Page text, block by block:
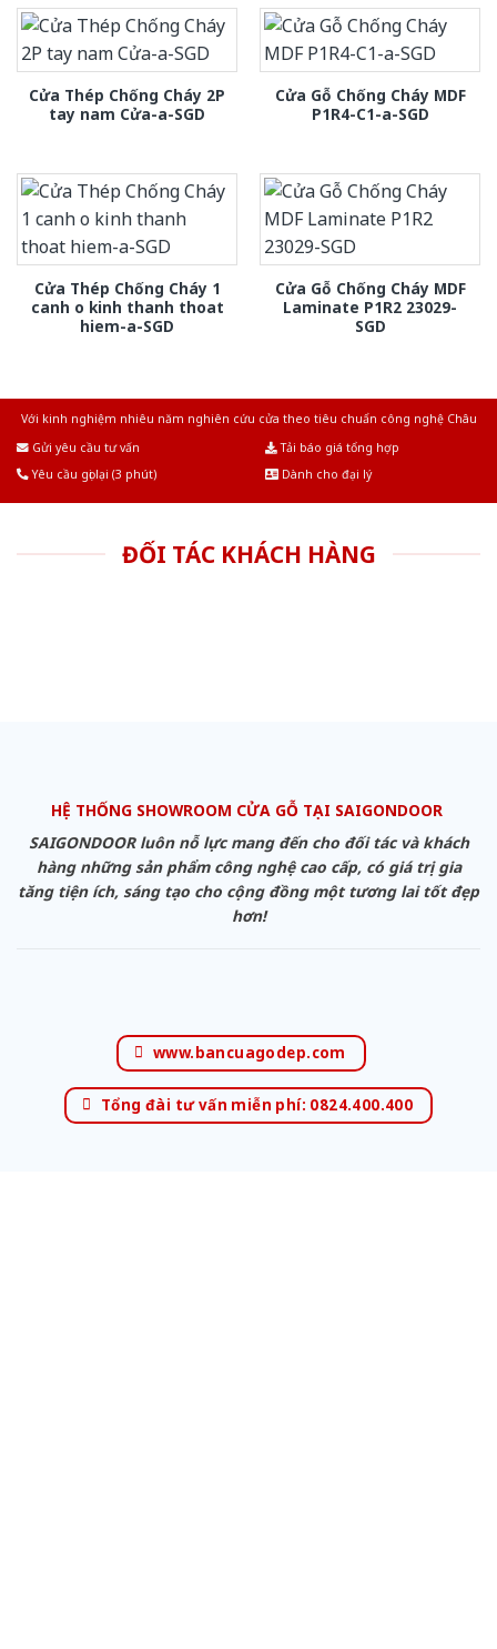
Cửa Thép Chống Cháy 2P
tay nam Cửa-a-SGD
Cửa Gỗ Chống Cháy MDF
P1R4-C1-a-SGD
Cửa Thép Chống Cháy 1
canh o kinh thanh thoat
hiem-a-SGD
Cửa Gỗ Chống Cháy MDF
Laminate P1R2 23029-
SGD
Với kinh nghiệm nhiêu năm nghiên cứu cửa theo tiêu chuẩn công nghệ Châu
Gửi yêu cầu tư vấn
Tải báo giá tổng hợp
Yêu cầu gọi lại (3 phút)
Dành cho đại lý
ĐỐI TÁC KHÁCH HÀNG
HỆ THỐNG SHOWROOM CỬA GỖ TẠI SAIGONDOOR
SAIGONDOOR luôn nỗ lực mang đến cho đối tác và khách
hàng những sản phẩm công nghệ cao cấp, có giá trị gia
tăng tiện ích, sáng tạo cho cộng đồng một tương lai tốt đẹp
hơn!
www.bancuagodep.com
Tổng đài tư vấn miễn phí: 0824.400.400